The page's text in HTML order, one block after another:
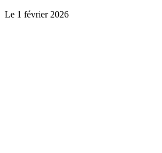
Le 1 février 2026